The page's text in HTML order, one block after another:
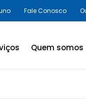
Fale Conosco
Quem somos